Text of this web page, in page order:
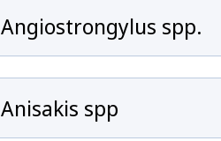
Angiostrongylus spp.
Anisakis spp